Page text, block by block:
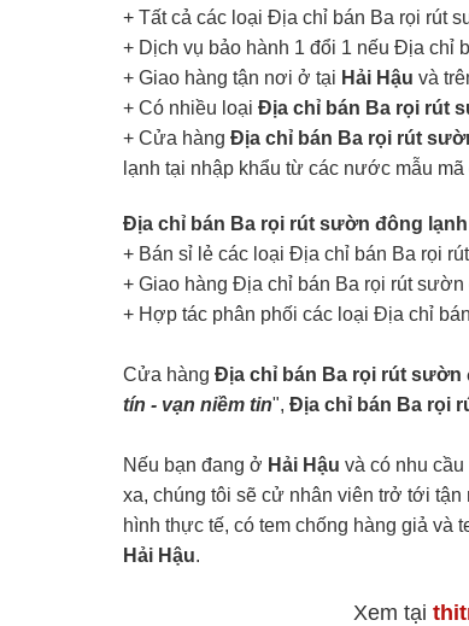
+ Tất cả các loại Địa chỉ bán Ba rọi rút
+ Dịch vụ bảo hành 1 đổi 1 nếu Địa chỉ
+ Giao hàng tận nơi ở tại Hải Hậu và
+ Có nhiều loại Địa chỉ bán Ba rọi rút
+ Cửa hàng Địa chỉ bán Ba rọi rút
lạnh tại nhập khẩu từ các nước mẫu
Địa chỉ bán Ba rọi rút sườn đông lạnh
+ Bán sỉ lẻ các loại Địa chỉ bán Ba rọi
+ Giao hàng Địa chỉ bán Ba rọi rút
+ Hợp tác phân phối các loại Địa chỉ
Cửa hàng Địa chỉ bán Ba rọi rút sườn
tín - vạn niềm tin", Địa chỉ bán Ba rọi
Nếu bạn đang ở Hải Hậu và có nhu
xa, chúng tôi sẽ cử nhân viên trở tới
hình thực tế, có tem chống hàng giả và
Hải Hậu.
Xem tại